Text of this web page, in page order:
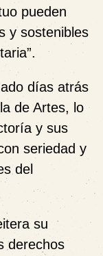
pueden
y sostenibles
días atrás
de Artes, lo
y sus
seriedad y
del
su
derechos